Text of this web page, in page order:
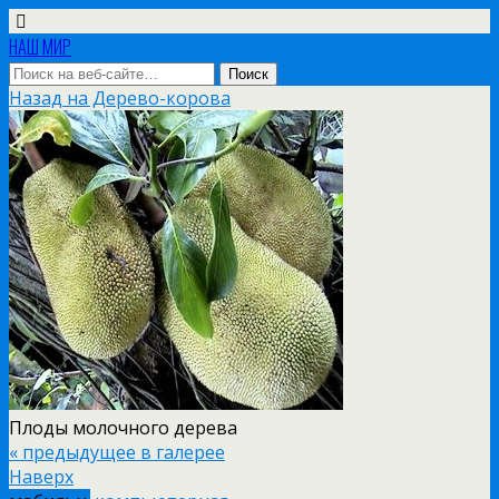
НАШ МИР
Назад на Дерево-корова
Плоды молочного дерева
« предыдущее в галерее
Наверх